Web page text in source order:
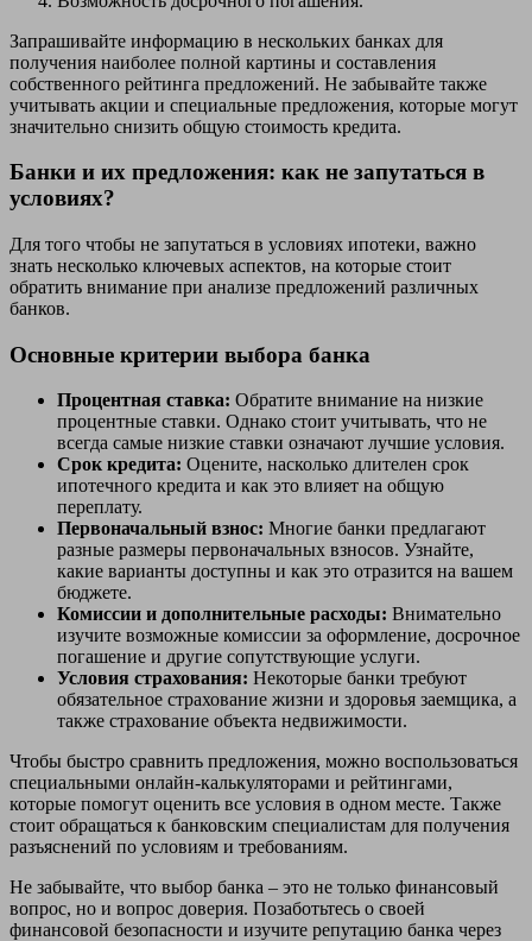
Запрашивайте информацию в нескольких банках для
получения наиболее полной картины и составления
собственного рейтинга предложений. Не забывайте также
учитывать акции и специальные предложения, которые могут
значительно снизить общую стоимость кредита.
Банки и их предложения: как не запутаться в
условиях?
Для того чтобы не запутаться в условиях ипотеки, важно
знать несколько ключевых аспектов, на которые стоит
обратить внимание при анализе предложений различных
банков.
Основные критерии выбора банка
Процентная ставка: Обратите внимание на низкие
процентные ставки. Однако стоит учитывать, что не
всегда самые низкие ставки означают лучшие условия.
Срок кредита: Оцените, насколько длителен срок
ипотечного кредита и как это влияет на общую
переплату.
Первоначальный взнос: Многие банки предлагают
разные размеры первоначальных взносов. Узнайте,
какие варианты доступны и как это отразится на вашем
бюджете.
Комиссии и дополнительные расходы: Внимательно
изучите возможные комиссии за оформление, досрочное
погашение и другие сопутствующие услуги.
Условия страхования: Некоторые банки требуют
обязательное страхование жизни и здоровья заемщика, а
также страхование объекта недвижимости.
Чтобы быстро сравнить предложения, можно воспользоваться
специальными онлайн-калькуляторами и рейтингами,
которые помогут оценить все условия в одном месте. Также
стоит обращаться к банковским специалистам для получения
разъяснений по условиям и требованиям.
Не забывайте, что выбор банка – это не только финансовый
вопрос, но и вопрос доверия. Позаботьтесь о своей
финансовой безопасности и изучите репутацию банка через